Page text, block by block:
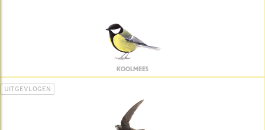
KOOLMEES
UITGEVLOGEN